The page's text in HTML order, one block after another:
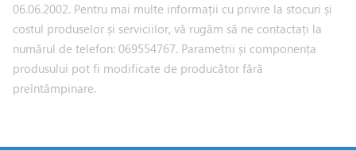
06.06.2002. Pentru mai multe informații cu privire la stocuri și
costul produselor și serviciilor, vă rugăm să ne contactați la
numărul de telefon: 069554767. Parametrii și componența
produsului pot fi modificate de producător fără
preîntâmpinare.